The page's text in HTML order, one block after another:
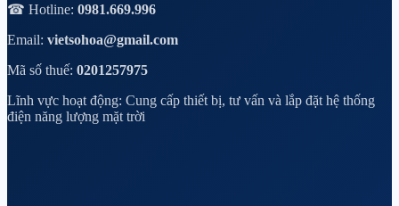
☎ Hotline: 0981.669.996
Email: vietsohoa@gmail.com
Mã số thuế: 0201257975
Lĩnh vực hoạt động: Cung cấp thiết bị, tư vấn và lắp đặt hệ thống
điện năng lượng mặt trời